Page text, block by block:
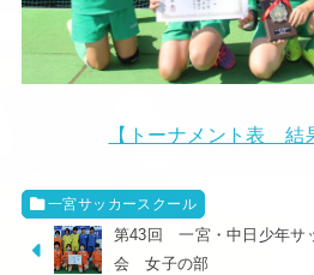
【トーナメント表 結
一宮サッカースクール
第43回 一宮・中日少年サ
会 女子の部